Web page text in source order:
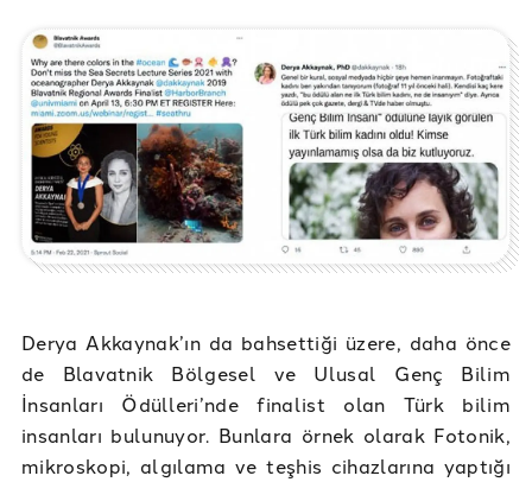
Derya Akkaynak’ın da bahsettiği üzere, daha önce
de Blavatnik Bölgesel ve Ulusal Genç Bilim
İnsanları Ödülleri’nde finalist olan Türk bilim
insanları bulunuyor. Bunlara örnek olarak Fotonik,
mikroskopi, algılama ve teşhis cihazlarına yaptığı